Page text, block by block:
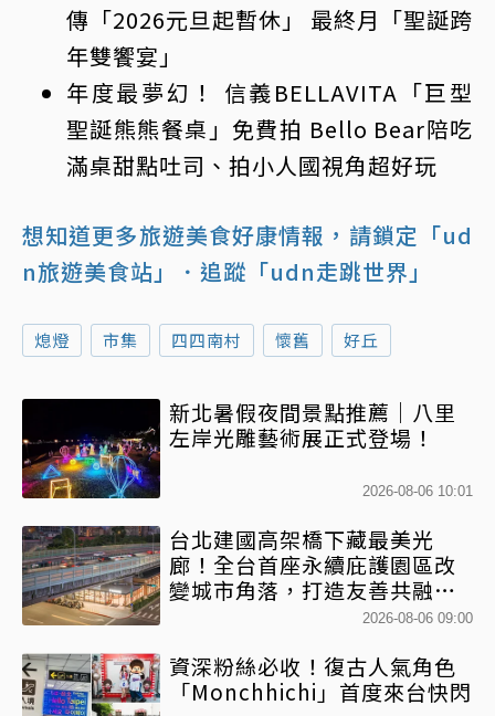
傳「2026元旦起暫休」 最終月「聖誕跨
年雙饗宴」
年度最夢幻！ 信義BELLAVITA「巨型
聖誕熊熊餐桌」免費拍 Bello Bear陪吃
滿桌甜點吐司、拍小人國視角超好玩
想知道更多旅遊美食好康情報，請鎖定「ud
n旅遊美食站」
．追蹤「udn走跳世界」
熄燈 市集 四四南村 懷舊 好丘
新北暑假夜間景點推薦｜八里
左岸光雕藝術展正式登場！
2026-08-06 10:01
台北建國高架橋下藏最美光
廊！全台首座永續庇護園區改
變城市角落，打造友善共融新
2026-08-06 09:00
資深粉絲必收！復古人氣角色
「Monchhichi」首度來台快閃